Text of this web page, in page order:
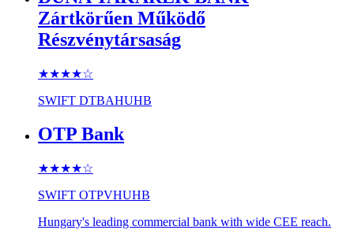
Zártkörűen Működő
Részvénytársaság
★★★★☆
SWIFT DTBAHUHB
OTP Bank
★★★★☆
SWIFT OTPVHUHB
Hungary's leading commercial bank with wide CEE reach.